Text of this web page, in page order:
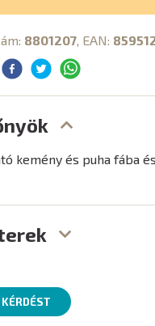
8801207, EAN:
kemény és puha fába
KÉRDÉST